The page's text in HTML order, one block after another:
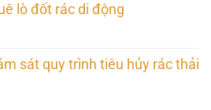
lò đốt rác di động
sát quy trình tiêu hủy rác thải